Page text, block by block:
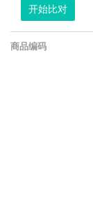
开始比对
商品编码